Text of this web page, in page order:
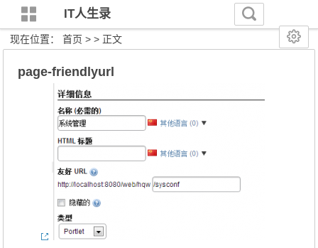
IT人生录
现在位置：首页 > > 正文
page-friendlyurl